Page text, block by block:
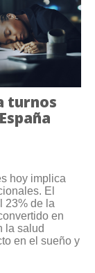
turnos
hoy implica
El
23% de la
en
la salud
en el sueño y